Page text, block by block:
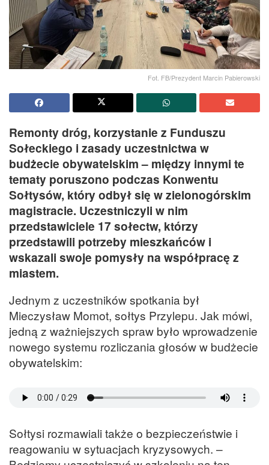
Fot. FB/Prezydent Marcin Pabierowski
Remonty dróg, korzystanie z Funduszu
Sołeckiego i zasady uczestnictwa w
budżecie obywatelskim – między innymi te
tematy poruszono podczas Konwentu
Sołtysów, który odbył się w zielonogórskim
magistracie. Uczestniczyli w nim
przedstawiciele 17 sołectw, którzy
przedstawili potrzeby mieszkańców i
wskazali swoje pomysły na współpracę z
miastem.
Jednym z uczestników spotkania był
Mieczysław Momot, sołtys Przylepu. Jak mówi,
jedną z ważniejszych spraw było wprowadzenie
nowego systemu rozliczania głosów w budżecie
obywatelskim:
Sołtysi rozmawiali także o bezpieczeństwie i
reagowaniu w sytuacjach kryzysowych. –